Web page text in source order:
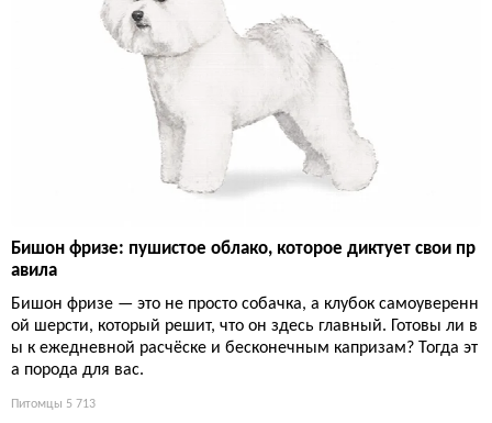
Бишон фризе: пушистое облако, которое диктует свои пр
авила
Бишон фризе — это не просто собачка, а клубок самоуверенн
ой шерсти, который решит, что он здесь главный. Готовы ли в
ы к ежедневной расчёске и бесконечным капризам? Тогда эт
а порода для вас.
Питомцы 5 713